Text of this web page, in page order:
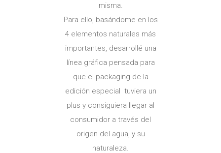
misma.
Para ello, basándome en los
4 elementos naturales más
importantes, desarrollé una
línea gráfica pensada para
que el packaging de la
edición especial tuviera un
plus y consiguiera llegar al
consumidor a través del
origen del agua, y su
naturaleza.